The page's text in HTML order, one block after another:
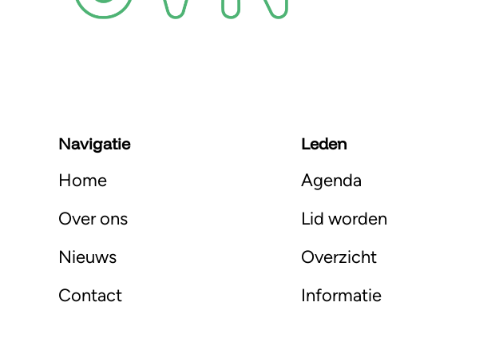
Navigatie
Home
Over ons
Nieuws
Contact
Leden
Agenda
Lid worden
Overzicht
Informatie